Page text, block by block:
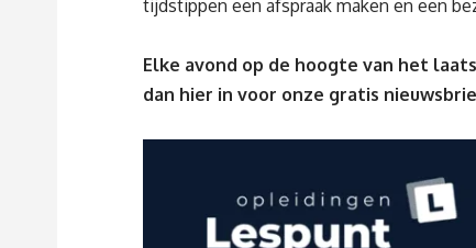
tijdstippen een afspraak maken en een
Elke avond op de hoogte van het
dan hier in voor onze gratis